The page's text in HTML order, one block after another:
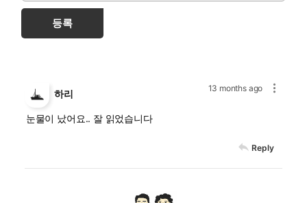
등록
13 months ago
하리
눈물이 났어요.. 잘 읽었습니다
Reply